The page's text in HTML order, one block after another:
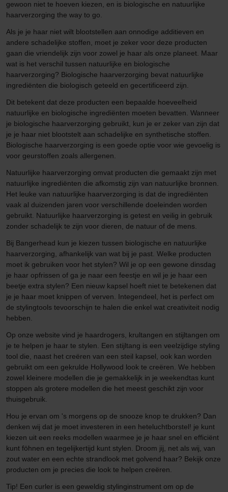
gewoon niet te hoeven kiezen, en is biologische en natuurlijke
haarverzorging the way to go.
Als je je haar niet wilt blootstellen aan onnodige additieven en
andere schadelijke stoffen, moet je zeker voor deze producten
gaan die vriendelijk zijn voor zowel je haar als onze planeet. Maar
wat is het verschil tussen natuurlijke en biologische
haarverzorging? Biologische haarverzorging bevat natuurlijke
ingrediënten die biologisch geteeld en gecertificeerd zijn.
Dit betekent dat deze producten een bepaalde hoeveelheid
natuurlijke en biologische ingrediënten moeten bevatten. Wanneer
je biologische haarverzorging gebruikt, kun je er zeker van zijn dat
je je haar niet blootstelt aan schadelijke en synthetische stoffen.
Biologische haarverzorging is een goede optie voor wie gevoelig is
voor geurstoffen zoals allergenen.
Natuurlijke haarverzorging omvat producten die gemaakt zijn met
natuurlijke ingrediënten die afkomstig zijn van natuurlijke bronnen.
Het leuke van natuurlijke haarverzorging is dat de ingrediënten
vaak al duizenden jaren voor verschillende doeleinden worden
gebruikt. Natuurlijke haarverzorging is getest en veilig in gebruik
zonder schadelijk te zijn voor dieren, de natuur of de mens.
Bij Bangerhead kun je kiezen tussen biologische en natuurlijke
haarverzorging, afhankelijk van wat bij je past. Welke producten
moet ik gebruiken voor het stylen? Wil je op een gewone dinsdag
je haar opfrissen of ga je naar een feestje en wil je je haar een
beetje extra stylen? Een nieuw kapsel hoeft niet te betekenen dat
je je haar moet knippen of verven. Integendeel, het is perfect om
de stylingtools tevoorschijn te halen die enkel wat creativiteit nodig
hebben.
Op onze website vind je haardrogers, krultangen en stijltangen om
je te helpen je haar te stylen. Een stijltang is een veelzijdige styling
tool die, naast het creëren van een steil kapsel, ook kan worden
gebruikt om een gekrulde Hollywood look te creëren. We hebben
zowel kleinere modellen die je gemakkelijk in je weekendtas kunt
stoppen als grotere modellen die het meest geschikt zijn voor
thuisgebruik.
Hou je ervan om 's morgens op de snooze knop te drukken? Dan
denken wij dat je moet investeren in een heteluchtborstel! je kunt
kiezen uit een reeks modellen waarmee je je haar snel en efficiënt
kunt föhnen en tegelijkertijd kunt stylen. Droom jij, net als wij, van
zout water en een echte strandlook met golvend haar? Bekijk onze
producten om je precies die look te helpen creëren.
Tip! Een curler is een geweldig stylinginstrument om op de